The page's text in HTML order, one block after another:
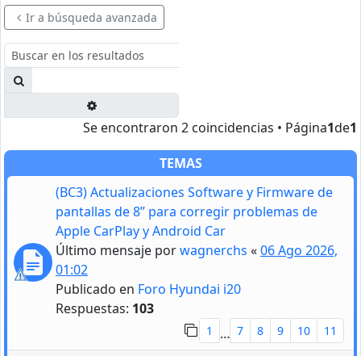
Ir a búsqueda avanzada
Se encontraron 2 coincidencias • Página1de1
TEMAS
(BC3) Actualizaciones Software y Firmware de
pantallas de 8” para corregir problemas de
Apple CarPlay y Android Car
Último mensaje porwagnerchs «06 Ago 2026,
01:02
Publicado en Foro Hyundai i20
Respuestas: 103
1 … 7 8 9 10 11